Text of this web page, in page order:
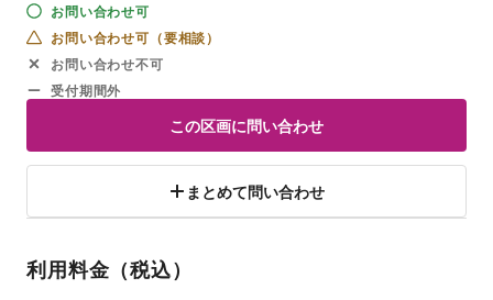
お問い合わせ可
お問い合わせ可（要相談）
お問い合わせ不可
受付期間外
この区画に問い合わせ
まとめて問い合わせ
利用料金（税込）